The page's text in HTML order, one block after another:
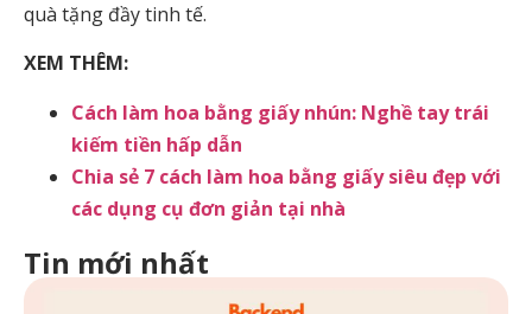
quà tặng đầy tinh tế.
XEM THÊM:
Cách làm hoa bằng giấy nhún: Nghề tay trái
kiếm tiền hấp dẫn
Chia sẻ 7 cách làm hoa bằng giấy siêu đẹp với
các dụng cụ đơn giản tại nhà
Tin mới nhất